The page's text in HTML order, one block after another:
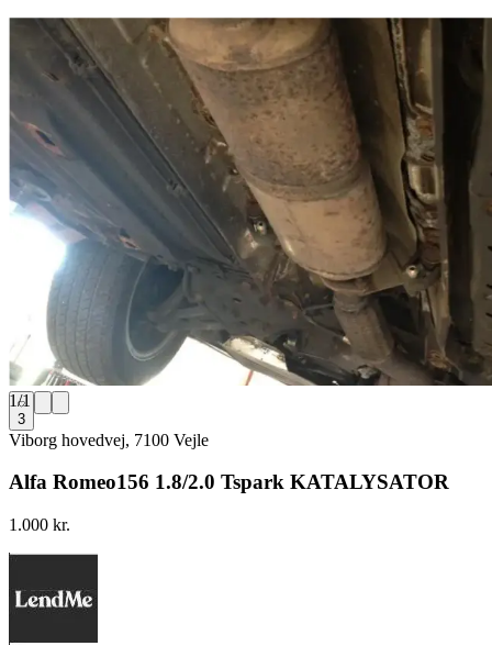
1/1
3
Viborg hovedvej, 7100 Vejle
Alfa Romeo156 1.8/2.0 Tspark KATALYSATOR
1.000 kr.